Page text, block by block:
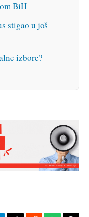
BiH
stigao u još
izbore?